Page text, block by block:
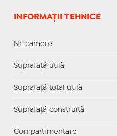
INFORMAȚII TEHNICE
Nr. camere
Suprafaţă utilă
Suprafaţă total utilă
Suprafaţă construită
Compartimentare